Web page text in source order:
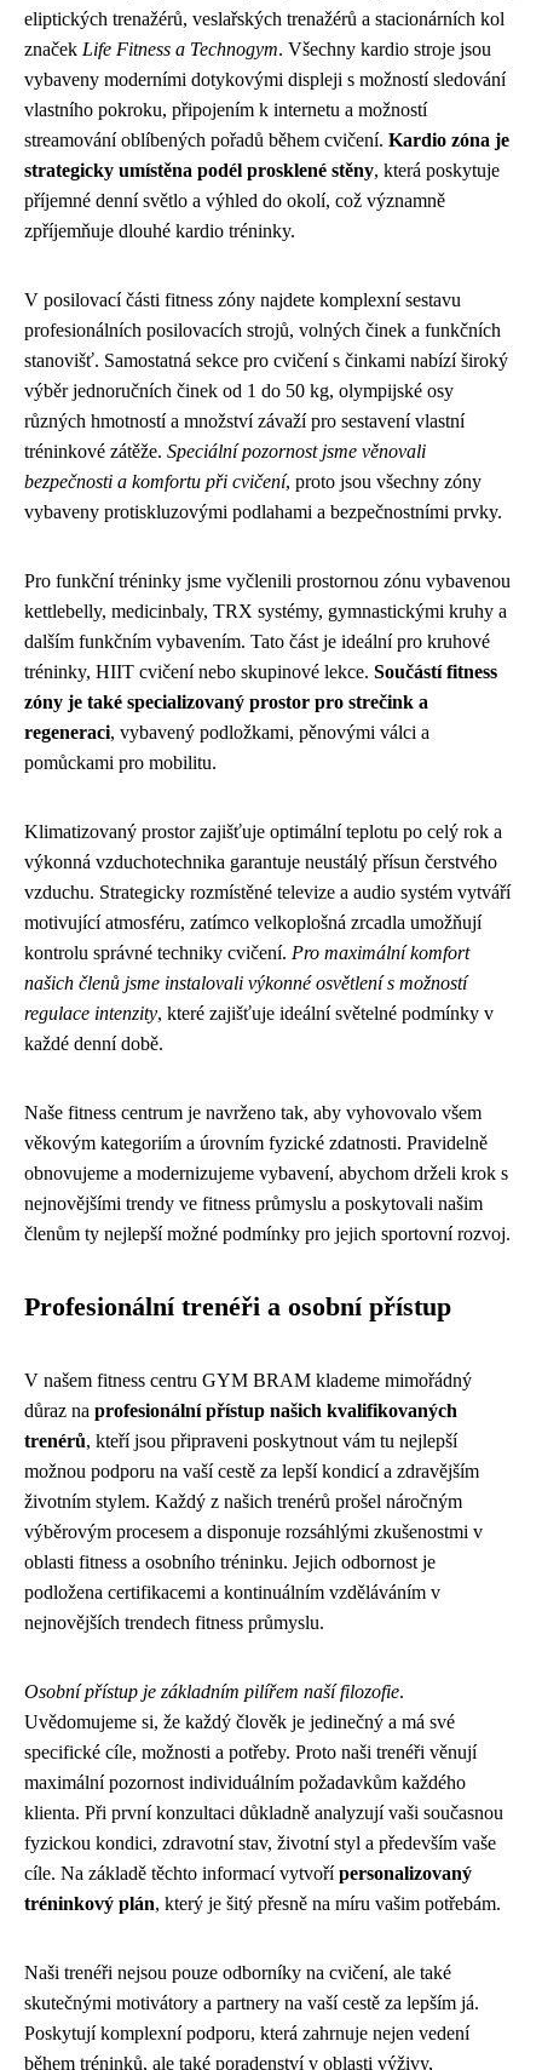
eliptických trenažérů, veslařských trenažérů a stacionárních kol
značek Life Fitness a Technogym. Všechny kardio stroje jsou
vybaveny moderními dotykovými displeji s možností sledování
vlastního pokroku, připojením k internetu a možností
streamování oblíbených pořadů během cvičení. Kardio zóna je
strategicky umístěna podél prosklené stěny, která poskytuje
příjemné denní světlo a výhled do okolí, což významně
zpříjemňuje dlouhé kardio tréninky.
V posilovací části fitness zóny najdete komplexní sestavu
profesionálních posilovacích strojů, volných činek a funkčních
stanovišť. Samostatná sekce pro cvičení s činkami nabízí široký
výběr jednoručních činek od 1 do 50 kg, olympijské osy
různých hmotností a množství závaží pro sestavení vlastní
tréninkové zátěže. Speciální pozornost jsme věnovali
bezpečnosti a komfortu při cvičení, proto jsou všechny zóny
vybaveny protiskluzovými podlahami a bezpečnostními prvky.
Pro funkční tréninky jsme vyčlenili prostornou zónu vybavenou
kettlebelly, medicinbaly, TRX systémy, gymnastickými kruhy a
dalším funkčním vybavením. Tato část je ideální pro kruhové
tréninky, HIIT cvičení nebo skupinové lekce. Součástí fitness
zóny je také specializovaný prostor pro strečink a
regeneraci, vybavený podložkami, pěnovými válci a
pomůckami pro mobilitu.
Klimatizovaný prostor zajišťuje optimální teplotu po celý rok a
výkonná vzduchotechnika garantuje neustálý přísun čerstvého
vzduchu. Strategicky rozmístěné televize a audio systém vytváří
motivující atmosféru, zatímco velkoplošná zrcadla umožňují
kontrolu správné techniky cvičení. Pro maximální komfort
našich členů jsme instalovali výkonné osvětlení s možností
regulace intenzity, které zajišťuje ideální světelné podmínky v
každé denní době.
Naše fitness centrum je navrženo tak, aby vyhovovalo všem
věkovým kategoriím a úrovním fyzické zdatnosti. Pravidelně
obnovujeme a modernizujeme vybavení, abychom drželi krok s
nejnovějšími trendy ve fitness průmyslu a poskytovali našim
členům ty nejlepší možné podmínky pro jejich sportovní rozvoj.
Profesionální trenéři a osobní přístup
V našem fitness centru GYM BRAM klademe mimořádný
důraz na profesionální přístup našich kvalifikovaných
trenérů, kteří jsou připraveni poskytnout vám tu nejlepší
možnou podporu na vaší cestě za lepší kondicí a zdravějším
životním stylem. Každý z našich trenérů prošel náročným
výběrovým procesem a disponuje rozsáhlými zkušenostmi v
oblasti fitness a osobního tréninku. Jejich odbornost je
podložena certifikacemi a kontinuálním vzděláváním v
nejnovějších trendech fitness průmyslu.
Osobní přístup je základním pilířem naší filozofie.
Uvědomujeme si, že každý člověk je jedinečný a má své
specifické cíle, možnosti a potřeby. Proto naši trenéři věnují
maximální pozornost individuálním požadavkům každého
klienta. Při první konzultaci důkladně analyzují vaši současnou
fyzickou kondici, zdravotní stav, životní styl a především vaše
cíle. Na základě těchto informací vytvořípersonalizovaný
tréninkový plán, který je šitý přesně na míru vašim potřebám.
Naši trenéři nejsou pouze odborníky na cvičení, ale také
skutečnými motivátory a partnery na vaší cestě za lepším já.
Poskytují komplexní podporu, která zahrnuje nejen vedení
během tréninků, ale také poradenství v oblasti výživy,